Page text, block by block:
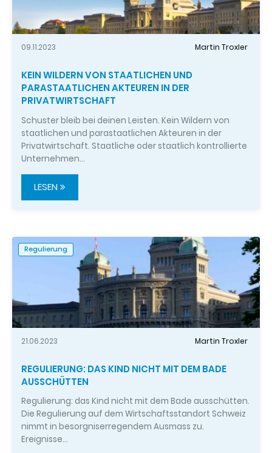
09.11.2023 Martin Troxler
KEIN WILDERN VON STAATLICHEN UND
PARASTAATLICHEN AKTEUREN IN DER
PRIVATWIRTSCHAFT
Schuster bleib bei deinen Leisten. Kein Wildern von
staatlichen und parastaatlichen Akteuren in der
Privatwirtschaft. Staatliche oder staatlich kontrollierte
Unternehmen…
LESEN
Regulierung
21.06.2023 Martin Troxler
REGULIERUNG: DAS KIND NICHT MIT DEM BADE
AUSSCHÜTTEN
Regulierung: das Kind nicht mit dem Bade ausschütten.
Die Regulierung auf dem Wirtschaftsstandort Schweiz
nimmt in besorgniserregendem Ausmass zu.
Ereignisse…